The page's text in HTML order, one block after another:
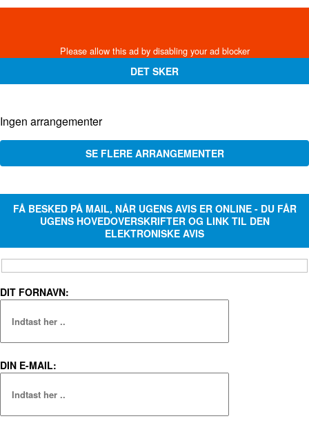
DET SKER
Ingen arrangementer
SE FLERE ARRANGEMENTER
FÅ BESKED PÅ MAIL, NÅR UGENS AVIS ER ONLINE - DU FÅR
UGENS HOVEDOVERSKRIFTER OG LINK TIL DEN
ELEKTRONISKE AVIS
DIT FORNAVN:
DIN E-MAIL: